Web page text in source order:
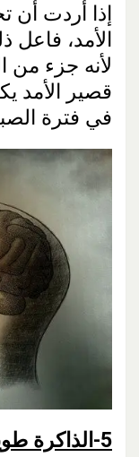
إذا أردت أن
الأمد، فاعل
لأنه جزء من
في فترة
5- الذاكرة